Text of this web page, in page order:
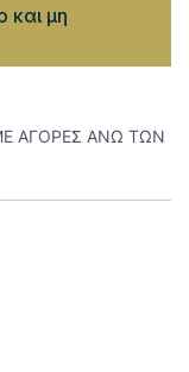
και μη
ΑΓΟΡΕΣ ΑΝΩ ΤΩΝ